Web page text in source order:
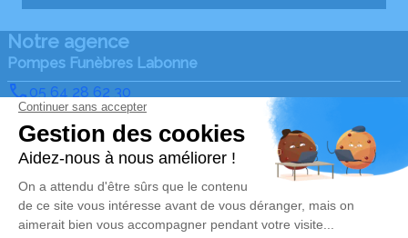
Notre agence
Pompes Funèbres Labonne
05 64 28 62 30
pflabonne@gmail.com
4 Route de la Forêt – 87130 – Châteauneuf-la-Forêt
4.9/5 – 73 avis
Nos Services
Organiser des obsèques
Monuments funéraires
Liens utiles
Avis de décès
Demande de rendez-vous